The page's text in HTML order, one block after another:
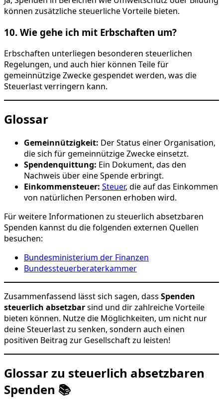
können zusätzliche steuerliche Vorteile bieten.
10. Wie gehe ich mit Erbschaften um?
Erbschaften unterliegen besonderen steuerlichen
Regelungen, und auch hier können Teile für
gemeinnützige Zwecke gespendet werden, was die
Steuerlast verringern kann.
Glossar
Gemeinnützigkeit: Der Status einer Organisation,
die sich für gemeinnützige Zwecke einsetzt.
Spendenquittung: Ein Dokument, das den
Nachweis über eine Spende erbringt.
Einkommensteuer: Steuer, die auf das Einkommen
von natürlichen Personen erhoben wird.
Für weitere Informationen zu steuerlich absetzbaren
Spenden kannst du die folgenden externen Quellen
besuchen:
Bundesministerium der Finanzen
Bundessteuerberaterkammer
Zusammenfassend lässt sich sagen, dass Spenden
steuerlich absetzbarsind und dir zahlreiche Vorteile
bieten können. Nutze die Möglichkeiten, um nicht nur
deine Steuerlast zu senken, sondern auch einen
positiven Beitrag zur Gesellschaft zu leisten!
Glossar zu steuerlich absetzbaren
Spenden 📚